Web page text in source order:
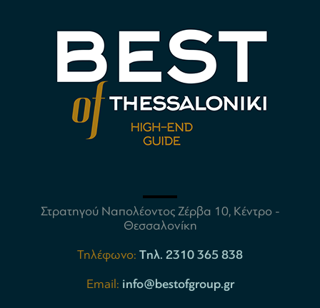
Στρατηγού Ναπολέοντος Ζέρβα 10, Κέντρο -
Θεσσαλονίκη
Τηλέφωνο: Tηλ. 2310 365 838
Email: info@bestofgroup.gr